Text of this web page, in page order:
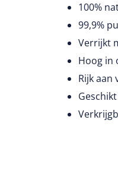
100%
99,9%
Verrijkt
Hoog in
Rijk aan